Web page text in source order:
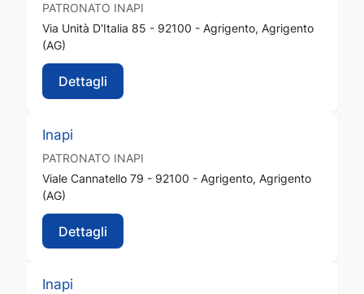
PATRONATO INAPI
Via Unità D'Italia 85 - 92100 - Agrigento, Agrigento
(AG)
Dettagli
Inapi
PATRONATO INAPI
Viale Cannatello 79 - 92100 - Agrigento, Agrigento
(AG)
Dettagli
Inapi